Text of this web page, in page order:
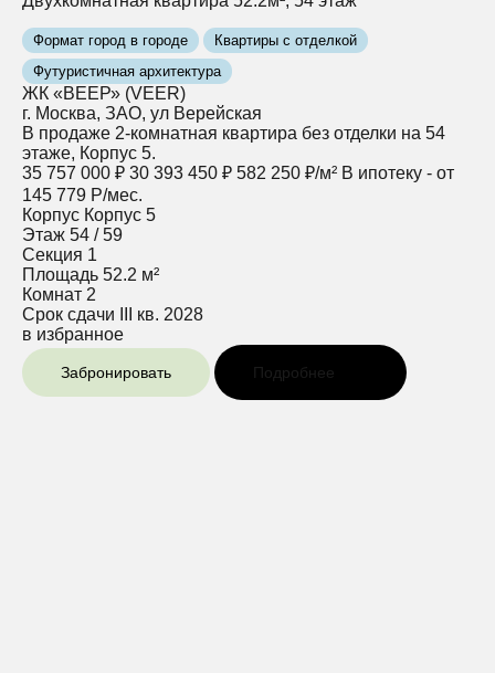
Формат город в городе
Квартиры с отделкой
Футуристичная архитектура
ЖК «ВЕЕР» (VEER)
г. Москва, ЗАО, ул Верейская
В продаже 2-комнатная квартира без отделки на 54
этаже, Корпус 5.
35 757 000 ₽ 30 393 450 ₽ 582 250 ₽/м² В ипотеку - от
145 779 Р/мес.
Корпус Корпус 5
Этаж 54 / 59
Секция 1
Площадь 52.2 м²
Комнат 2
Срок сдачи
III кв. 2028
в избранное
Забронировать Подробнее